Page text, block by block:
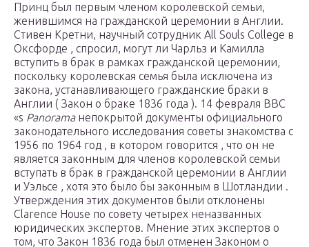
Принц был первым членом королевской семьи,
женившимся на гражданской церемонии в Англии.
Стивен Кретни, научный сотрудник All Souls College в
Оксфорде , спросил, могут ли Чарльз и Камилла
вступить в брак в рамках гражданской церемонии,
поскольку королевская семья была исключена из
закона, устанавливающего гражданские браки в
Англии ( Закон о браке 1836 года ). 14 февраля BBC
«s Panoramaнепокрытой документы официального
законодательного исследования советы знакомства с
1956 по 1964 год , в котором говорится , что он не
является законным для членов королевской семьи
вступать в брак в гражданской церемонии в Англии
и Уэльсе , хотя это было бы законным в Шотландии .
Утверждения этих документов были отклонены
Clarence House по совету четырех неназванных
юридических экспертов. Мнение этих экспертов о
том, что Закон 1836 года был отменен Законом о